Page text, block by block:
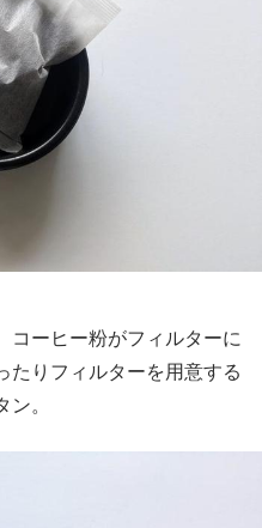
コーヒー粉がフィルターに
たりフィルターを用意する
。